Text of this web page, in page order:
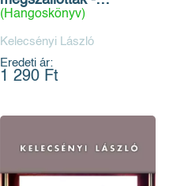
Hangoskönyv
(Hangoskönyv)
Kelecsényi László
Eredeti ár:
1 290 Ft